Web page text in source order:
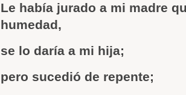
Le había jurado a mi madre
humedad,
se lo daría a mi hija;
pero sucedió de repente;